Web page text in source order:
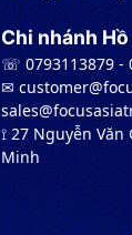
Chi nhánh
☏ 0793113879 -
✉︎
⟟ 27 Nguyễn Văn
Minh